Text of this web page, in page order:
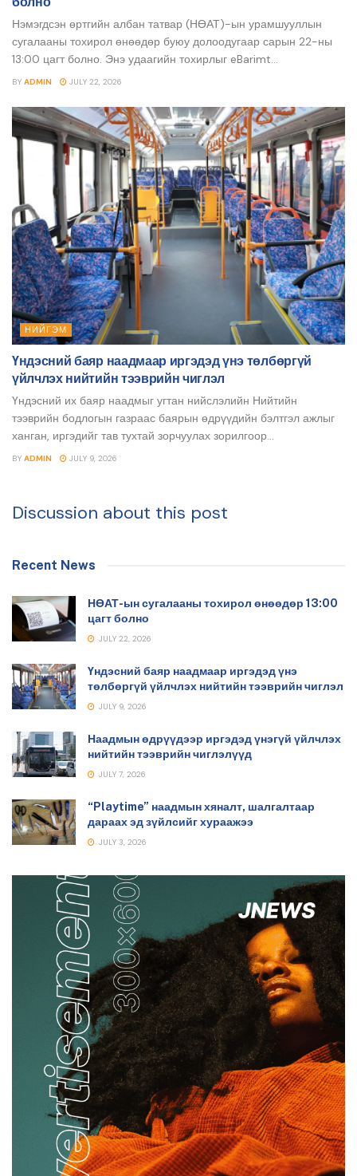
Нэмэгдсэн өртгийн албан татвар (НӨАТ)-ын урамшууллын
сугалааны тохирол өнөөдөр буюу долоодугаар сарын 22-ны
13:00 цагт болно. Энэ удаагийн тохирлыг eBarimt...
BY ADMIN JULY 22, 2026
НИЙГЭМ
Үндэсний баяр наадмаар иргэдэд үнэ төлбөргүй
үйлчлэх нийтийн тээврийн чиглэл
Үндэсний их баяр наадмыг угтан нийслэлийн Нийтийн
тээврийн бодлогын газраас баярын өдрүүдийн бэлтгэл ажлыг
ханган, иргэдийг тав тухтай зорчуулах зорилгоор...
BY ADMIN JULY 9, 2026
Discussion about this post
Recent News
НӨАТ-ын сугалааны тохирол өнөөдөр 13:00
цагт болно
JULY 22, 2026
Үндэсний баяр наадмаар иргэдэд үнэ
төлбөргүй үйлчлэх нийтийн тээврийн чиглэл
JULY 9, 2026
Наадмын өдрүүдээр иргэдэд үнэгүй үйлчлэх
нийтийн тээврийн чиглэлүүд
JULY 7, 2026
“Playtime” наадмын хяналт, шалгалтаар
дараах эд зүйлсийг хураажээ
JULY 3, 2026